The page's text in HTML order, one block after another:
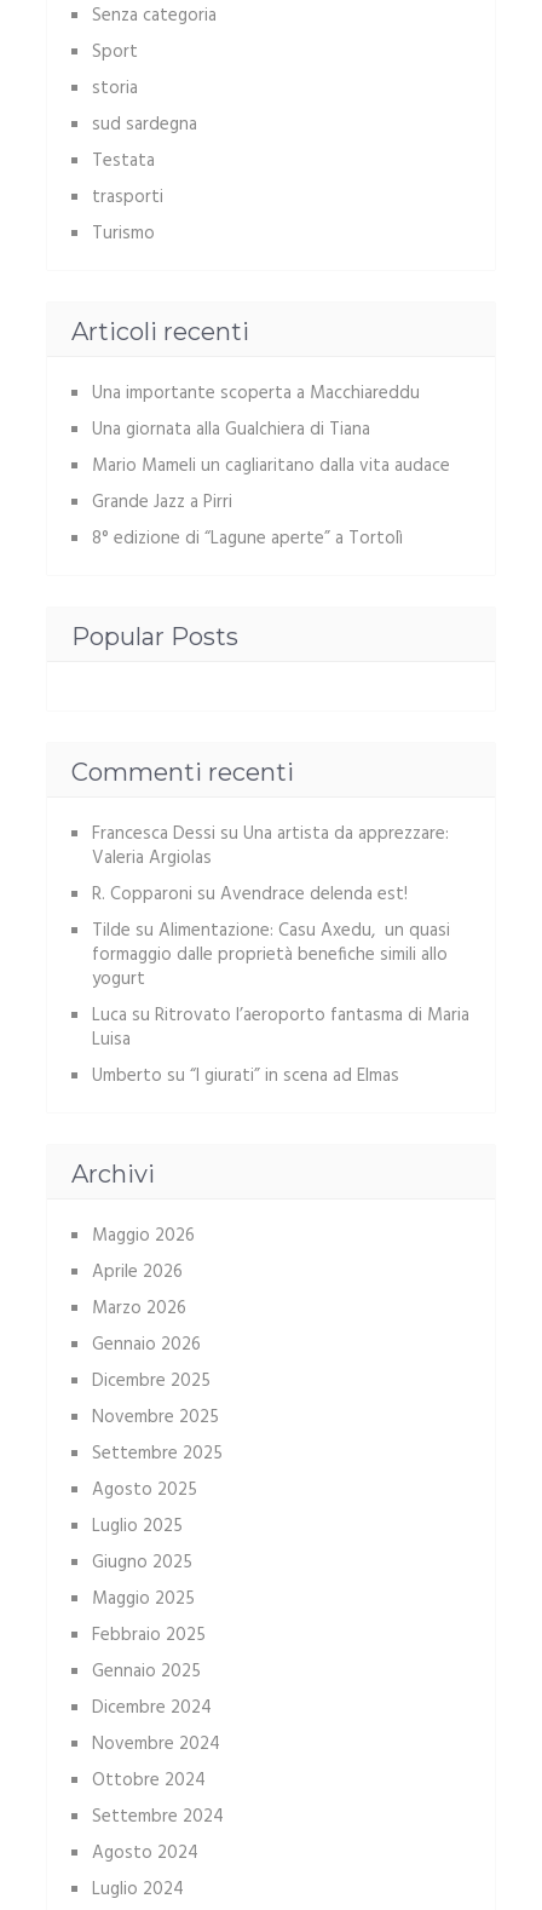
Senza categoria
Sport
storia
sud sardegna
Testata
trasporti
Turismo
Articoli recenti
Una importante scoperta a Macchiareddu
Una giornata alla Gualchiera di Tiana
Mario Mameli un cagliaritano dalla vita audace
Grande Jazz a Pirri
8° edizione di “Lagune aperte” a Tortolì
Popular Posts
Commenti recenti
Francesca Dessi su Una artista da apprezzare:
Valeria Argiolas
R. Copparoni su Avendrace delenda est!
Tilde su Alimentazione: Casu Axedu, un quasi
formaggio dalle proprietà benefiche simili allo
yogurt
Luca su Ritrovato l’aeroporto fantasma di Maria
Luisa
Umberto su “I giurati” in scena ad Elmas
Archivi
Maggio 2026
Aprile 2026
Marzo 2026
Gennaio 2026
Dicembre 2025
Novembre 2025
Settembre 2025
Agosto 2025
Luglio 2025
Giugno 2025
Maggio 2025
Febbraio 2025
Gennaio 2025
Dicembre 2024
Novembre 2024
Ottobre 2024
Settembre 2024
Agosto 2024
Luglio 2024